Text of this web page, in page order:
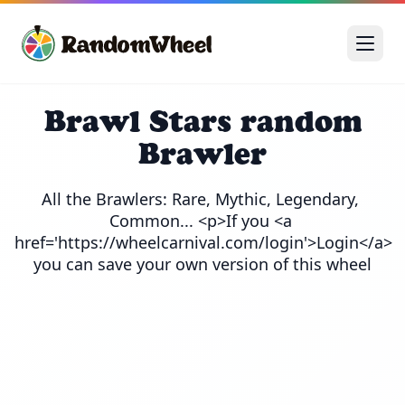
Brawl Stars random
Brawler
All the Brawlers: Rare, Mythic, Legendary,
Common... <p>If you <a
href='https://wheelcarnival.com/login'>Login</a>
you can save your own version of this wheel